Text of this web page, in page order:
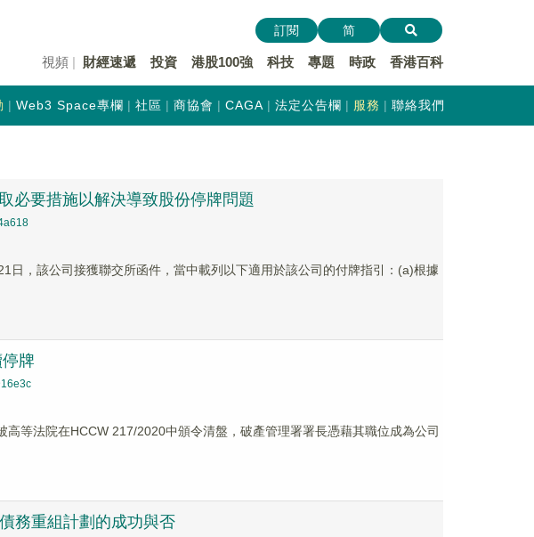
視頻 財經速遞 投資 港股100強 科技 專題 時政 香港百科
訂閱 简
Web3 Space專欄 社區 商協會 CAGA 法定公告欄 服務 聯絡我們
必要措施以解決導致股份停牌問題
日，該公司接獲聯交所函件，當中載列以下適用於該公司的付牌指引：(a)根據
牌
等法院在HCCW 217/2020中頒令清盤，破產管理署署長憑藉其職位成為公司
務重組計劃的成功與否